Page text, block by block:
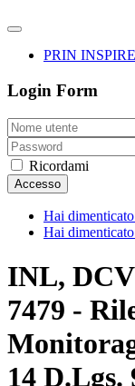
PRIN INSPIRE
Login Form
Ricordami
Accesso
Hai
Hai
INL,
7479 -
14 D.Lgs.